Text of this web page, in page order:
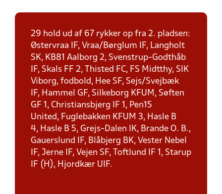
29 hold ud af 67 rykker op fra 2. pladsen:
Østervraa IF, Vraa/Børglum IF, Langholt
SK, KB81 Aalborg 2, Svenstrup-Godthåb
IF, Skals FF 2, Thisted FC, FS Midtthy, SIK
Viborg, fodbold, Hee SF, Sejs/Svejbæk
IF, Hammel GF, Silkeborg KFUM, Søften
GF 1, Christiansbjerg IF 1, Pen15
United, Fuglebakken KFUM 3, Hasle B
4, Hasle B 5, Grejs-Dalen IK, Brande O. B.,
Gauerslund IF, Blåbjerg BK, Vester Nebel
IF, Jerne IF, Vejen SF, Toftlund IF 1, Starup
IF (H), Hjordkær UIF.